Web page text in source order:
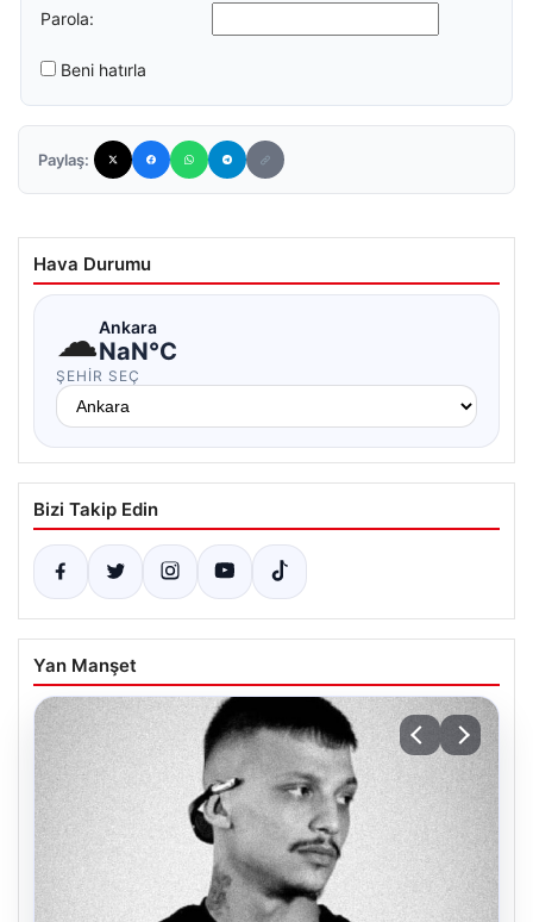
Parola:
Beni hatırla
Paylaş:
Hava Durumu
☁Ankara
NaN°C
ŞEHIR SEÇ
Bizi Takip Edin
Yan Manşet